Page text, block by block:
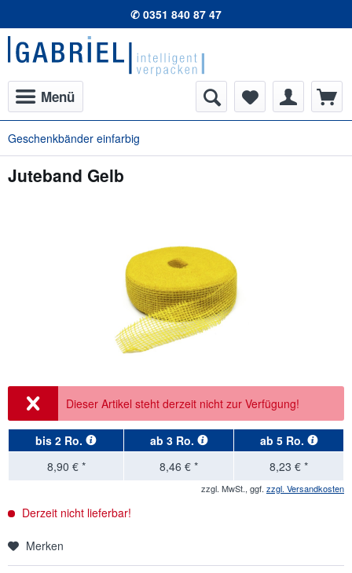
✆ 0351 840 87 47
Menü
Geschenkbänder einfarbig
Juteband Gelb
Dieser Artikel steht derzeit nicht zur Verfügung!
bis 2 Ro. ab 3 Ro. ab 5 Ro.
8,90 € *
8,46 € * 8,23 € *
zzgl. MwSt., ggf. zzgl. Versandkosten
Derzeit nicht lieferbar!
Merken